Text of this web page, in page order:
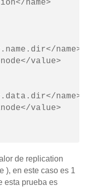
name>
name>
value>
name>
value>
de replication
), en este caso es 1
esta prueba es